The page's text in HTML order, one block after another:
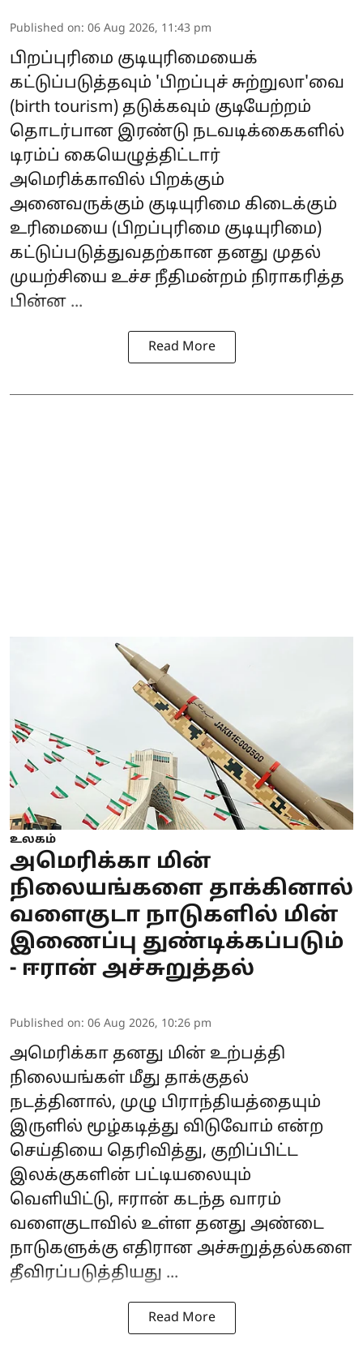
Published on: 06 Aug 2026, 11:43 pm
பிறப்புரிமை குடியுரிமையைக்
கட்டுப்படுத்தவும் 'பிறப்புச் சுற்றுலா'வை
(birth tourism) தடுக்கவும் குடியேற்றம்
தொடர்பான இரண்டு நடவடிக்கைகளில்
டிரம்ப் கையெழுத்திட்டார்
அமெரிக்காவில் பிறக்கும்
அனைவருக்கும் குடியுரிமை கிடைக்கும்
உரிமையை (பிறப்புரிமை குடியுரிமை)
கட்டுப்படுத்துவதற்கான தனது முதல்
முயற்சியை உச்ச நீதிமன்றம் நிராகரித்த
பின்ன ...
Read More
உலகம்
அமெரிக்கா மின்
நிலையங்களை தாக்கினால்
வளைகுடா நாடுகளில் மின்
இணைப்பு துண்டிக்கப்படும்
- ஈரான் அச்சுறுத்தல்
Published on: 06 Aug 2026, 10:26 pm
அமெரிக்கா தனது மின் உற்பத்தி
நிலையங்கள் மீது தாக்குதல்
நடத்தினால், முழு பிராந்தியத்தையும்
இருளில் மூழ்கடித்து விடுவோம் என்ற
செய்தியை தெரிவித்து, குறிப்பிட்ட
இலக்குகளின் பட்டியலையும்
வெளியிட்டு, ஈரான் கடந்த வாரம்
வளைகுடாவில் உள்ள தனது அண்டை
நாடுகளுக்கு எதிரான அச்சுறுத்தல்களை
தீவிரப்படுத்தியது ...
Read More